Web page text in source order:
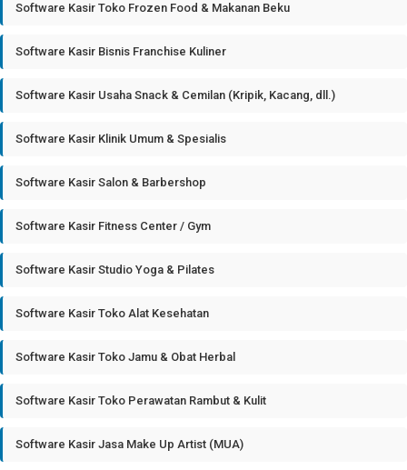
Software Kasir Toko Frozen Food & Makanan Beku
Software Kasir Bisnis Franchise Kuliner
Software Kasir Usaha Snack & Cemilan (Kripik, Kacang, dll.)
Software Kasir Klinik Umum & Spesialis
Software Kasir Salon & Barbershop
Software Kasir Fitness Center / Gym
Software Kasir Studio Yoga & Pilates
Software Kasir Toko Alat Kesehatan
Software Kasir Toko Jamu & Obat Herbal
Software Kasir Toko Perawatan Rambut & Kulit
Software Kasir Jasa Make Up Artist (MUA)